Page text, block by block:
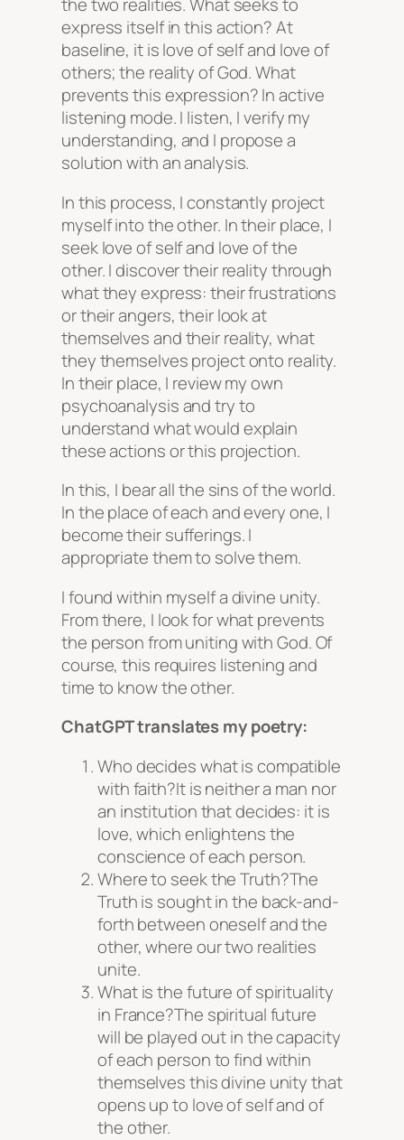
express itself in this action? At
baseline, it is love of self and love of
others; the reality of God. What
prevents this expression? In active
listening mode. I listen, I verify my
understanding, and I propose a
solution with an analysis.
In this process, I constantly project
myself into the other. In their place, I
seek love of self and love of the
other. I discover their reality through
what they express: their frustrations
or their angers, their look at
themselves and their reality, what
they themselves project onto reality.
In their place, I review my own
psychoanalysis and try to
understand what would explain
these actions or this projection.
In this, I bear all the sins of the world.
In the place of each and every one, I
become their sufferings. I
appropriate them to solve them.
I found within myself a divine unity.
From there, I look for what prevents
the person from uniting with God. Of
course, this requires listening and
time to know the other.
ChatGPT translates my poetry:
Who decides what is compatible
with faith?It is neither a man nor
an institution that decides: it is
love, which enlightens the
conscience of each person.
Where to seek the Truth?The
Truth is sought in the back-and-
forth between oneself and the
other, where our two realities
unite.
What is the future of spirituality
in France?The spiritual future
will be played out in the capacity
of each person to find within
themselves this divine unity that
opens up to love of self and of
the other.